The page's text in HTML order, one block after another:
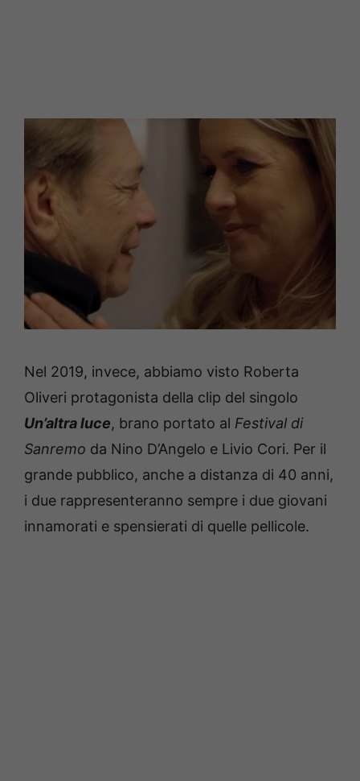
Nel 2019, invece, abbiamo visto Roberta
Oliveri protagonista della clip del singolo
Un’altra luce, brano portato al Festival di
Sanremo da Nino D’Angelo e Livio Cori. Per il
grande pubblico, anche a distanza di 40 anni,
i due rappresenteranno sempre i due giovani
innamorati e spensierati di quelle pellicole.